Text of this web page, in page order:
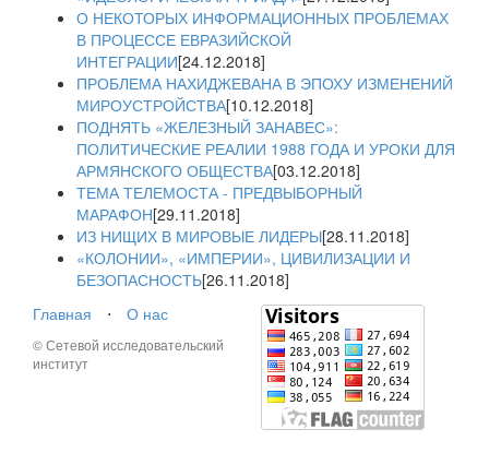
О НЕКОТОРЫХ ИНФОРМАЦИОННЫХ ПРОБЛЕМАХ
В ПРОЦЕССЕ ЕВРАЗИЙСКОЙ
ИНТЕГРАЦИИ[24.12.2018]
ПРОБЛЕМА НАХИДЖЕВАНА В ЭПОХУ ИЗМЕНЕНИЙ
МИРОУСТРОЙСТВА[10.12.2018]
ПОДНЯТЬ «ЖЕЛЕЗНЫЙ ЗАНАВЕС»:
ПОЛИТИЧЕСКИЕ РЕАЛИИ 1988 ГОДА И УРОКИ ДЛЯ
АРМЯНСКОГО ОБЩЕСТВА[03.12.2018]
ТЕМА ТЕЛЕМОСТА - ПРЕДВЫБОРНЫЙ
МАРАФОН[29.11.2018]
ИЗ НИЩИХ В МИРОВЫЕ ЛИДЕРЫ[28.11.2018]
«КОЛОНИИ», «ИМПЕРИИ», ЦИВИЛИЗАЦИИ И
БЕЗОПАСНОСТЬ[26.11.2018]
Главная
⋅ О нас
© Сетевой исследовательский
институт